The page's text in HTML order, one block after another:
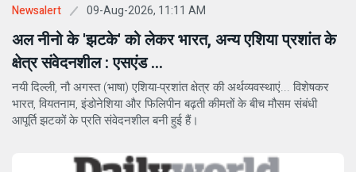
Newsalert 09-Aug-2026, 11:11 AM
अल नीनो के 'झटके' को लेकर भारत, अन्य एशिया प्रशांत के
क्षेत्र संवेदनशील : एसएंड ...
नयी दिल्ली, नौ अगस्त (भाषा) एशिया-प्रशांत क्षेत्र की अर्थव्यवस्थाएं... विशेषकर
भारत, वियतनाम, इंडोनेशिया और फिलिपीन बढ़ती कीमतों के बीच मौसम संबंधी
आपूर्ति झटकों के प्रति संवेदनशील बनी हुई हैं।